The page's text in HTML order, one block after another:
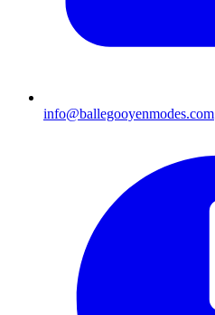
info@ballegooyenmodes.com